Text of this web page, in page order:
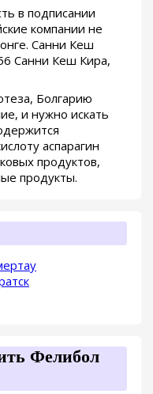
в подписании
компании не
Санни Кеш
Санни Кеш Кира,
Болгарию
и нужно искать
аспарагин
продуктов,
продукты.
Фелибол